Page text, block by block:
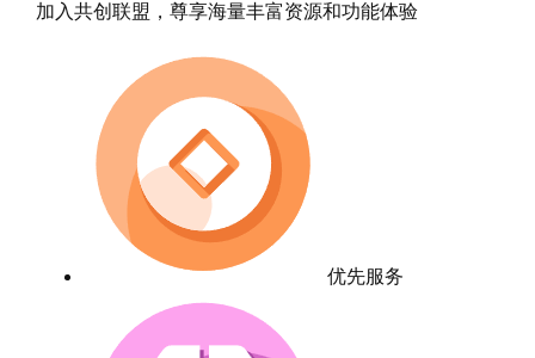
加入共创联盟，尊享海量丰富资源和功能体验
优先服务